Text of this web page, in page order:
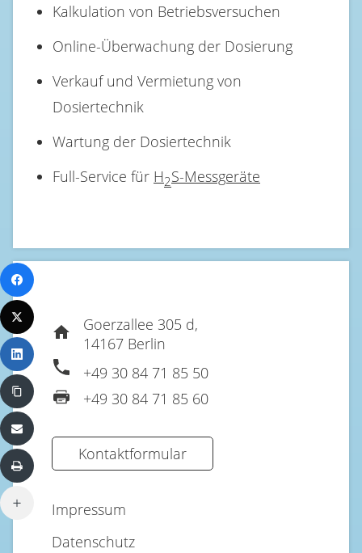
Kalkulation von Betriebsversuchen
Online-Überwachung der Dosierung
Verkauf und Vermietung von
Dosiertechnik
Wartung der Dosiertechnik
Full-Service für H2S-Messgeräte
Goerzallee 305 d,
14167 Berlin
+49 30 84 71 85 50
+49 30 84 71 85 60
Kontaktformular
Impressum
Datenschutz